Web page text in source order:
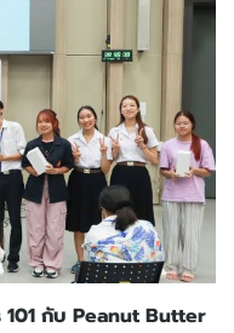
กับ Peanut Butter